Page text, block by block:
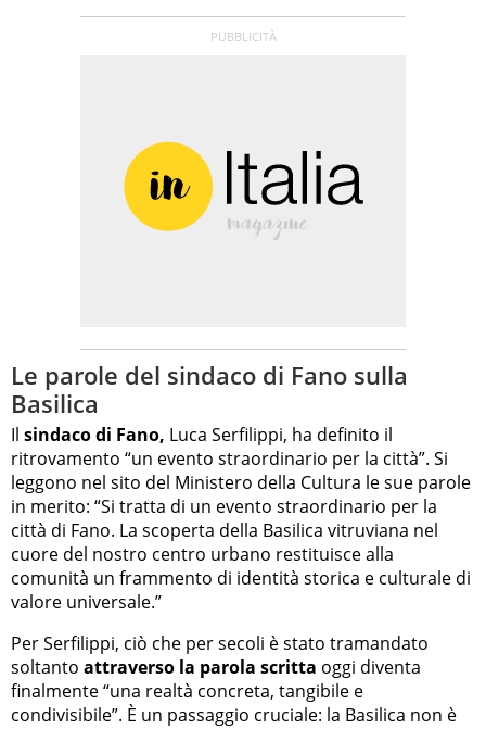
Le parole del sindaco di Fano sulla
Basilica
Il sindaco di Fano, Luca Serfilippi, ha definito il
ritrovamento “un evento straordinario per la città”. Si
leggono nel sito del Ministero della Cultura le sue parole
in merito: “Si tratta di un evento straordinario per la
città di Fano. La scoperta della Basilica vitruviana nel
cuore del nostro centro urbano restituisce alla
comunità un frammento di identità storica e culturale di
valore universale.”
Per Serfilippi, ciò che per secoli è stato tramandato
soltanto attraverso la parola scritta oggi diventa
finalmente “una realtà concreta, tangibile e
condivisibile”. È un passaggio cruciale: la Basilica non è